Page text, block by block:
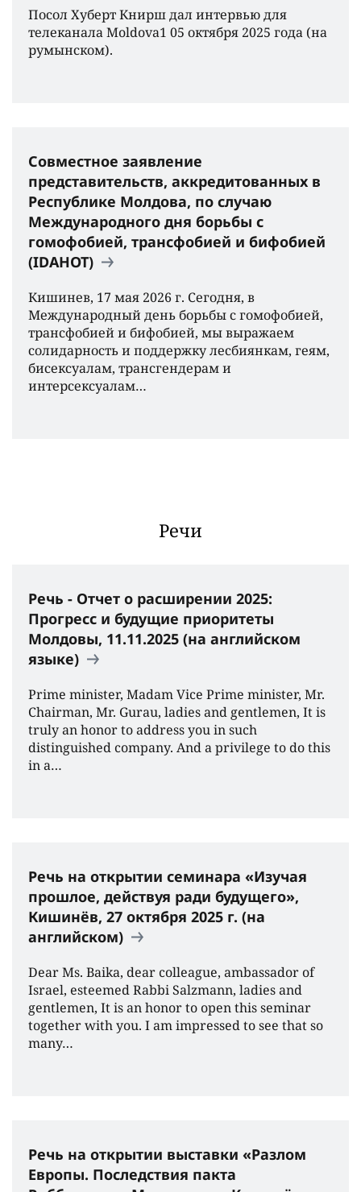
Посол Хуберт Книрш дал интервью для
телеканала Moldova1 05 октября 2025 года (на
румынском).
Совместное заявление
представительств, аккредитованных в
Республике Молдова, по случаю
Международного дня борьбы с
гомофобией, трансфобией и бифобией
(IDAHOT)
Кишинев, 17 мая 2026 г. Сегодня, в
Международный день борьбы с гомофобией,
трансфобией и бифобией, мы выражаем
солидарность и поддержку лесбиянкам, геям,
бисексуалам, трансгендерам и
интерсексуалам…
Речи
Речь - Отчет о расширении 2025:
Прогресс и будущие приоритеты
Молдовы, 11.11.2025 (на английском
языке)
Prime minister, Madam Vice Prime minister, Mr.
Chairman, Mr. Gurau, ladies and gentlemen, It is
truly an honor to address you in such
distinguished company. And a privilege to do this
in a…
Речь на открытии семинара «Изучая
прошлое, действуя ради будущего»,
Кишинёв, 27 октября 2025 г. (на
английском)
Dear Ms. Baika, dear colleague, ambassador of
Israel, esteemed Rabbi Salzmann, ladies and
gentlemen, It is an honor to open this seminar
together with you. I am impressed to see that so
many…
Речь на открытии выставки «Разлом
Европы. Последствия пакта